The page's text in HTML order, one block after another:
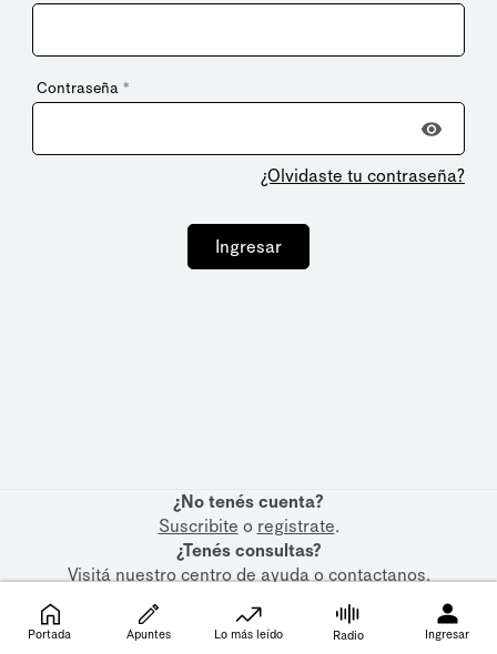
Contraseña *
¿Olvidaste tu contraseña?
Ingresar
¿No tenés cuenta?
Suscribite o registrate.
¿Tenés consultas?
Visitá nuestrocentro de ayudaocontactanos.
Portada Apuntes Lo más leído Radio Ingresar